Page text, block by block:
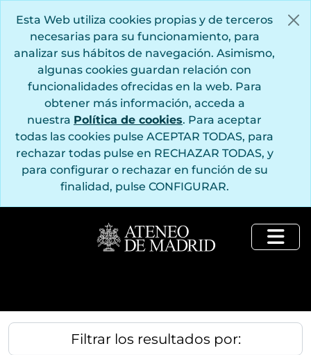
Esta Web utiliza cookies propias y de terceros
necesarias para su funcionamiento, para
analizar sus hábitos de navegación. Asimismo,
algunas cookies guardan relación con
funcionalidades ofrecidas en la web. Para
obtener más información, acceda a
nuestra Política de cookies. Para aceptar
todas las cookies pulse ACEPTAR TODAS, para
rechazar todas pulse en RECHAZAR TODAS, y
para configurar o rechazar en función de su
finalidad, pulse CONFIGURAR.
Filtrar los resultados por: